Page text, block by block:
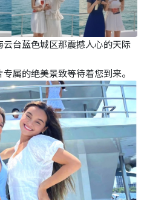
台蓝色城区那震撼人心的天际
属的绝美景致等待着您到来。